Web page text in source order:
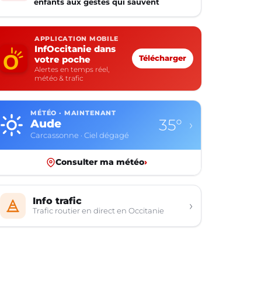
APPLICATION MOBILE
InfOccitanie dans
votre poche
Alertes en temps réel,
météo & trafic
Télécharger
MÉTÉO · MAINTENANT
Aude
Carcassonne · Ciel dégagé
35° ›
Consulter ma météo›
Info trafic
Trafic routier en direct en Occitanie ›